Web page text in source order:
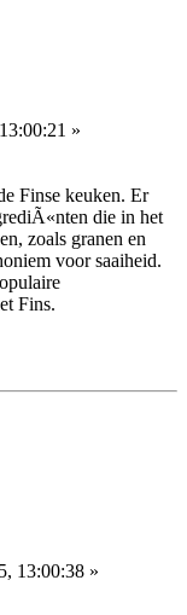
»
Finse keuken. Er
die in het
zoals granen en
voor saaiheid.
Fins.
13:00:38 »